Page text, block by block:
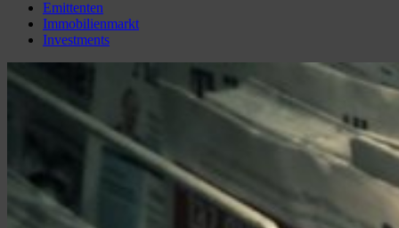
Emittenten
Immobilienmarkt
Investments